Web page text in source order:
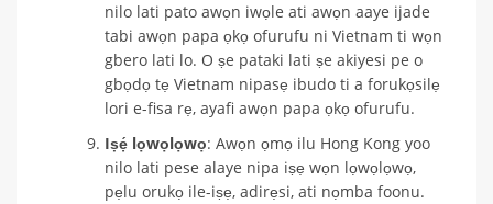
nilo lati pato awọn iwọle ati awọn aaye ijade
tabi awọn papa ọkọ ofurufu ni Vietnam ti wọn
gbero lati lo. O ṣe pataki lati ṣe akiyesi pe o
gbọdọ tẹ Vietnam nipasẹ ibudo ti a forukọsilẹ
lori e-fisa rẹ, ayafi awọn papa ọkọ ofurufu.
Iṣẹ́ lọwọlọwọ: Awọn ọmọ ilu Hong Kong yoo
nilo lati pese alaye nipa iṣẹ wọn lọwọlọwọ,
pẹlu orukọ ile-iṣẹ, adirẹsi, ati nọmba foonu.